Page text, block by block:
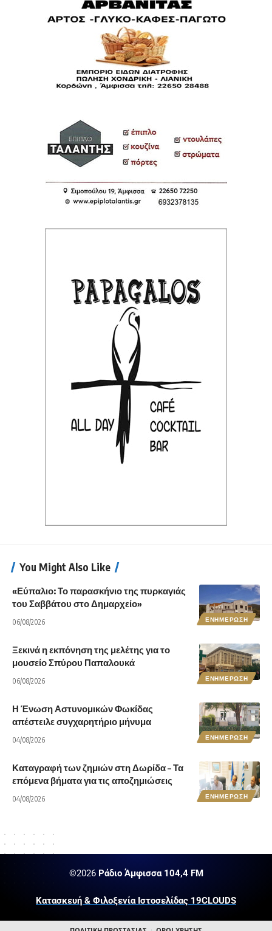
You Might Also Like
ΕΝΗΜΕΡΩΣΗ
«Εύπαλιο: Το παρασκήνιο της πυρκαγιάς
του Σαββάτου στο Δημαρχείο»
06/08/2026
ΕΝΗΜΕΡΩΣΗ
Ξεκινά η εκπόνηση της μελέτης για το
μουσείο Σπύρου Παπαλουκά
06/08/2026
ΕΝΗΜΕΡΩΣΗ
Η Ένωση Αστυνομικών Φωκίδας
απέστειλε συγχαρητήριο μήνυμα
04/08/2026
ΕΝΗΜΕΡΩΣΗ
Καταγραφή των ζημιών στη Δωρίδα – Τα
επόμενα βήματα για τις αποζημιώσεις
04/08/2026
©2026Ράδιο Άμφισσα 104,4 FM
Κατασκευή & Φιλοξενία Ιστοσελίδας 19CLOUDS